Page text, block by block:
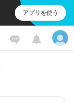
アプリを使う